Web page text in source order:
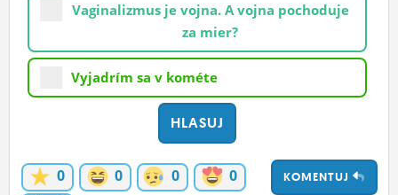
Vaginalizmus je vojna. A vojna pochoduje
za mier?
Vyjadrím sa v kométe
KOMENTUJ
0 0 0
0